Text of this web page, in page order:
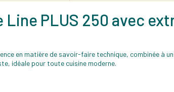
PLUS 250 avec
en matière de savoir-faire technique, combinée à
idéale pour toute cuisine moderne.